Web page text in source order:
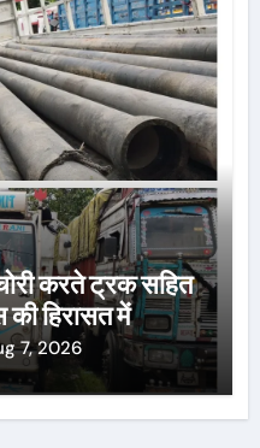
करते ट्रक सहित
हिरासत में
7, 2026